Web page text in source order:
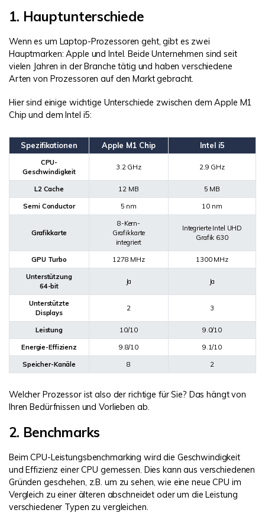
1. Hauptunterschiede
Wenn es um Laptop-Prozessoren geht, gibt es zwei
Hauptmarken: Apple und Intel. Beide Unternehmen sind seit
vielen Jahren in der Branche tätig und haben verschiedene
Arten von Prozessoren auf den Markt gebracht.
Hier sind einige wichtige Unterschiede zwischen dem Apple M1
Chip und dem Intel i5:
Spezifikationen Apple M1 Chip Intel i5
CPU-
Geschwindigkeit
3.2 GHz 2.9 GHz
L2 Cache 12 MB 5 MB
Semi Conductor 5 nm 10 nm
Grafikkarte
8-Kern-
Grafikkarte
integriert
Integrierte Intel UHD
Grafik 630
GPU Turbo 1278 MHz 1300 MHz
Unterstützung
64-bit
Ja Ja
Unterstützte
Displays
2 3
Leistung 10/10 9.0/10
Energie-Effizienz 9.8/10 9.1/10
Speicher-Kanäle 8 2
Welcher Prozessor ist also der richtige für Sie? Das hängt von
Ihren Bedürfnissen und Vorlieben ab.
2. Benchmarks
Beim CPU-Leistungsbenchmarking wird die Geschwindigkeit
und Effizienz einer CPU gemessen. Dies kann aus verschiedenen
Gründen geschehen, z.B. um zu sehen, wie eine neue CPU im
Vergleich zu einer älteren abschneidet oder um die Leistung
verschiedener Typen zu vergleichen.